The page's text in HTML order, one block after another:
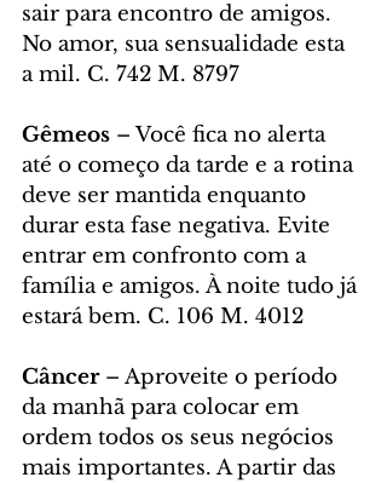
sair para encontro de amigos.
No amor, sua sensualidade esta
a mil. C. 742 M. 8797
Gêmeos – Você fica no alerta
até o começo da tarde e a rotina
deve ser mantida enquanto
durar esta fase negativa. Evite
entrar em confronto com a
família e amigos. À noite tudo já
estará bem. C. 106 M. 4012
Câncer – Aproveite o período
da manhã para colocar em
ordem todos os seus negócios
mais importantes. A partir das